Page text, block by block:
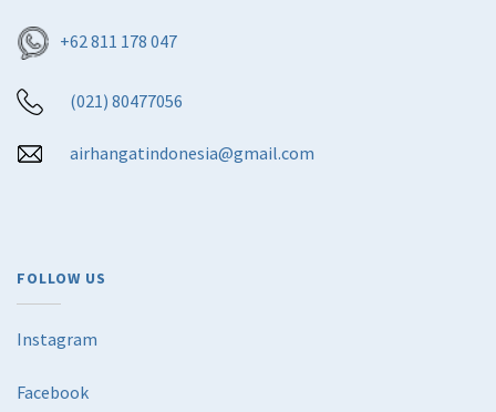
+62 811 178 047
(021) 80477056
airhangatindonesia@gmail.com
FOLLOW US
Instagram
Facebook